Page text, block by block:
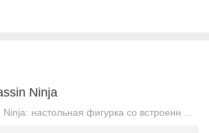
Ninja
настольная фигурка со встроенн ...